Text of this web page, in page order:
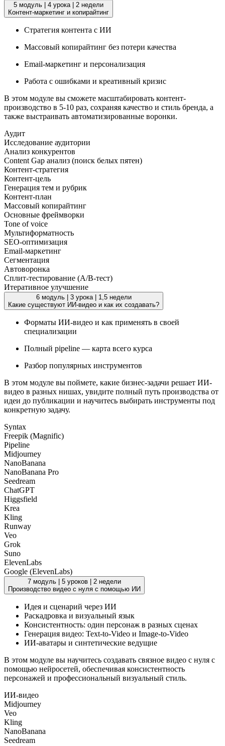
5 модуль 4 урока
2 недели
Контент-маркетинг и копирайтинг
Стратегия контента с ИИ
Массовый копирайтинг без потери качества
Email-маркетинг и персонализация
Работа с ошибками и креативный кризис
В этом модуле вы сможете масштабировать контент-
производство в 5-10 раз, сохраняя качество и стиль бренда, а
также выстраивать автоматизированные воронки.
Аудит
Исследование аудитории
Анализ конкурентов
Content Gap анализ (поиск белых пятен)
Контент-стратегия
Контент-цель
Генерация тем и рубрик
Контент-план
Массовый копирайтинг
Основные фреймворки
Tone of voice
Мультиформатность
SEO-оптимизация
Email-маркетинг
Сегментация
Автоворонка
Сплит-тестирование (A/B-тест)
Итеративное улучшение
6 модуль 3 урока
1,5 недели
Какие существуют ИИ-видео и как их создавать?
Форматы ИИ-видео и как применять в своей
специализации
Полный pipeline — карта всего курса
Разбор популярных инструментов
В этом модуле вы поймете, какие бизнес-задачи решает ИИ-
видео в разных нишах, увидите полный путь производства от
идеи до публикации и научитесь выбирать инструменты под
конкретную задачу.
Syntax
Freepik (Magnific)
Pipeline
Midjourney
NanoBanana
NanoBanana Pro
Seedream
ChatGPT
Higgsfield
Krea
Kling
Runway
Veo
Grok
Suno
ElevenLabs
Google (ElevenLabs)
7 модуль 5 уроков
2 недели
Производство видео с нуля с помощью ИИ
Идея и сценарий через ИИ
Раскадровка и визуальный язык
Консистентность: один персонаж в разных сценах
Генерация видео: Text-to-Video и Image-to-Video
ИИ-аватары и синтетические ведущие
В этом модуле вы научитесь создавать связное видео с нуля с
помощью нейросетей, обеспечивая консистентность
персонажей и профессиональный визуальный стиль.
ИИ-видео
Midjourney
Veo
Kling
NanoBanana
Seedream